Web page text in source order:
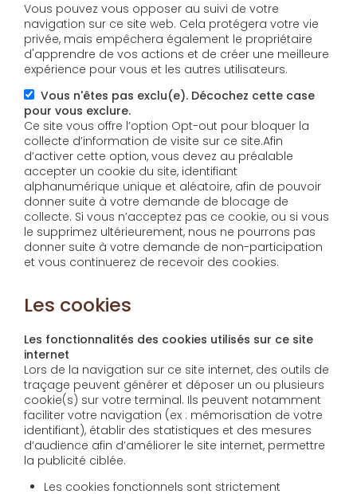
Vous pouvez vous opposer au suivi de votre
navigation sur ce site web. Cela protégera votre vie
privée, mais empêchera également le propriétaire
d'apprendre de vos actions et de créer une meilleure
expérience pour vous et les autres utilisateurs.
Vous n'êtes pas exclu(e). Décochez cette case
pour vous exclure.
Ce site vous offre l’option Opt-out pour bloquer la
collecte d’information de visite sur ce site.Afin
d’activer cette option, vous devez au préalable
accepter un cookie du site, identifiant
alphanumérique unique et aléatoire, afin de pouvoir
donner suite à votre demande de blocage de
collecte. Si vous n’acceptez pas ce cookie, ou si vous
le supprimez ultérieurement, nous ne pourrons pas
donner suite à votre demande de non-participation
et vous continuerez de recevoir des cookies.
Les cookies
Les fonctionnalités des cookies utilisés sur ce site
internet
Lors de la navigation sur ce site internet, des outils de
traçage peuvent générer et déposer un ou plusieurs
cookie(s) sur votre terminal. Ils peuvent notamment
faciliter votre navigation (ex : mémorisation de votre
identifiant), établir des statistiques et des mesures
d’audience afin d’améliorer le site internet, permettre
la publicité ciblée.
Les cookies fonctionnels sont strictement